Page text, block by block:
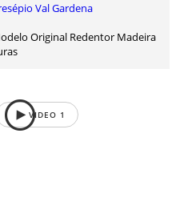
Val Gardena
VIDEO 1